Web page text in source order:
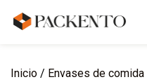
Inicio / Envases de